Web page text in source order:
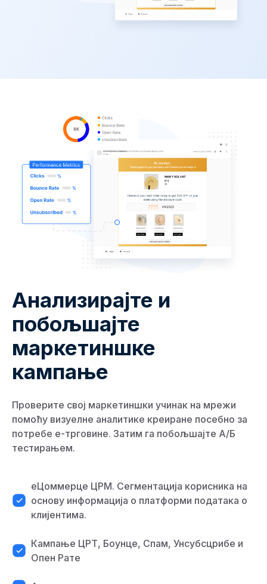
Анализирајте и
побољшајте
маркетиншке
кампање
Проверите свој маркетиншки учинак на мрежи
помоћу визуелне аналитике креиране посебно за
потребе е-трговине. Затим га побољшајте А/Б
тестирањем.
еЦоммерце ЦРМ. Сегментација корисника на
основу информација о платформи података о
клијентима.
Кампање ЦРТ, Боунце, Спам, Унсубсцрибе и
Опен Рате